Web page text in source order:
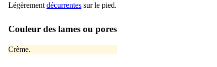
Légèrement décurrentes sur le pied.
Couleur des lames ou pores
Crème.